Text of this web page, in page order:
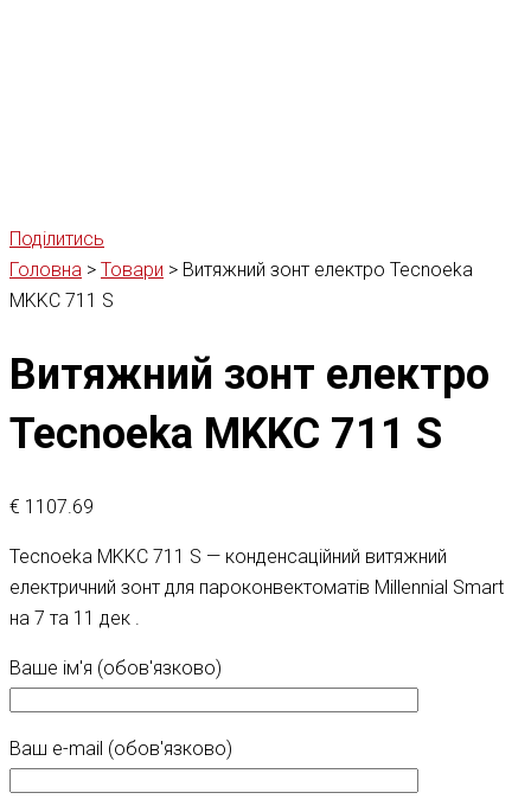
Поділитись
Головна > Товари > Витяжний зонт електро Tecnoeka
MKKC 711 S
Витяжний зонт електро
Tecnoeka MKKC 711 S
€ 1107.69
Tecnoeka MKKC 711 S — конденсаційний витяжний
електричний зонт для пароконвектоматів Millennial Smart
на 7 та 11 дек .
Ваше ім'я (обов'язково)
Ваш e-mail (обов'язково)